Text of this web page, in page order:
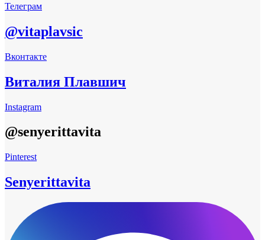
Телеграм
@vitaplavsic
Вконтакте
Виталия Плавшич
Instagram
@senyerittavita
Pinterest
Senyerittavita